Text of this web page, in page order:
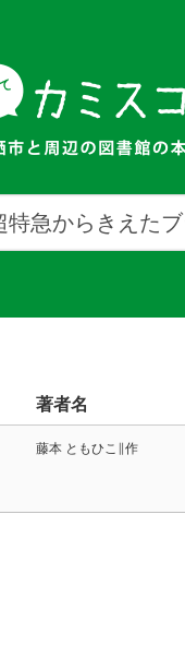
著者名
藤本 ともひこ∥作